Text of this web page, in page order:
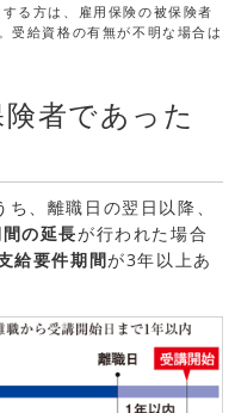
る方は、雇用保険の被保険者
受給資格の有無が不明な場合は
険者であった
、離職日の翌日以降、
の延長が行われた場合
給要件期間が3年以上あ